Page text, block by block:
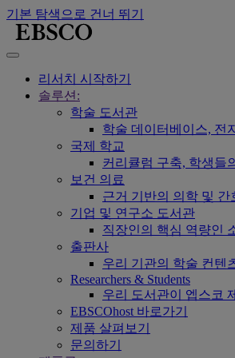
기본 탐색으로 건너 뛰기
리서치 시작하기
솔루션:
학술 도서관
학술 데이터베이스, 전
국제 학교
커리큘럼 구축, 학생들
보건 의료
근거 기반의 의학 및
기업 및 연구소 도서관
직장인의 핵심 역량인
출판사
우리 기관의 학술 컨텐
Researchers & Students
우리 도서관이 엡스코
EBSCOhost 바로가기
제품 살펴보기
문의하기